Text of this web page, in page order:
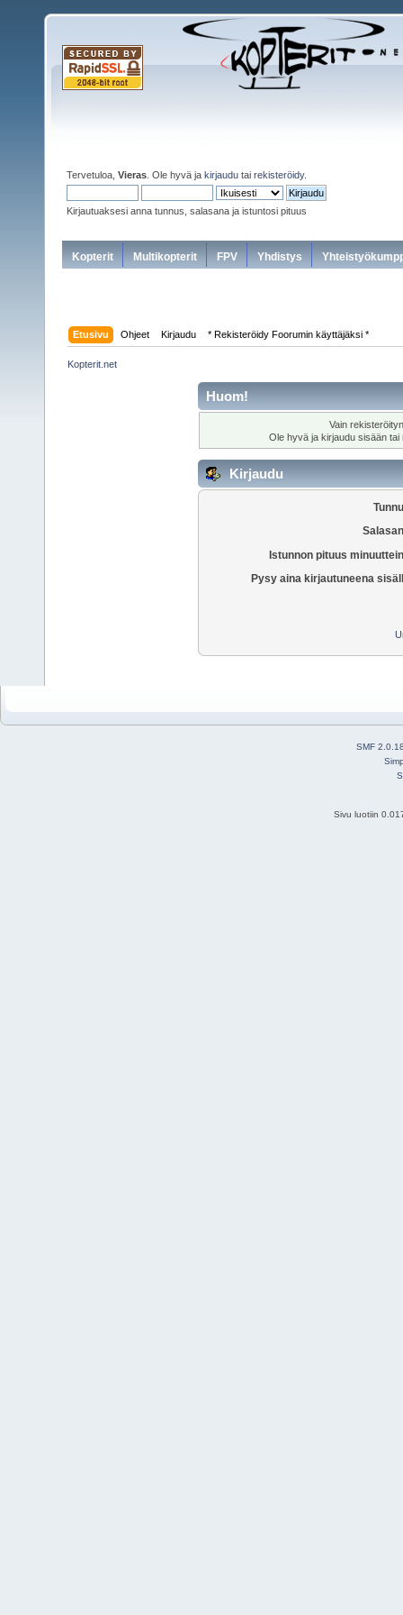
Tervetuloa, Vieras . Ole hyvä ja kirjaudu tai rekisteröidy.
Kirjautuaksesi anna tunnus, salasana ja istuntosi pituus
Kopterit Multikopterit FPV Yhdistys
Etusivu Ohjeet Kirjaudu * Rekisteröidy Foorumin käyttäjäksi *
Kopterit.net
Huom!
Vain
Ole hyvä ja kirjaudu sisään tai
Kirjaudu
Istunnon pituus
Pysy aina kirjautuneena
SMF
Sivu luotiin